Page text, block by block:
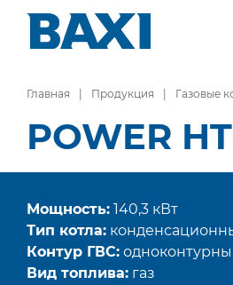
Главная Продукция Газовые
POWER
Мощность: 140,3 кВт
Тип котла:
Контур ГВС:
Вид топлива: газ